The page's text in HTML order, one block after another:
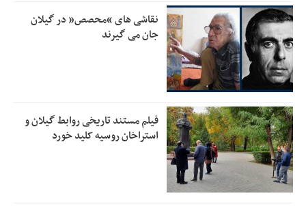
نقاشی های “محصص” در گیلان
جان می گیرند
فیلم مستند تاریخی روابط گیلان و
استراخان روسیه کلید خورد